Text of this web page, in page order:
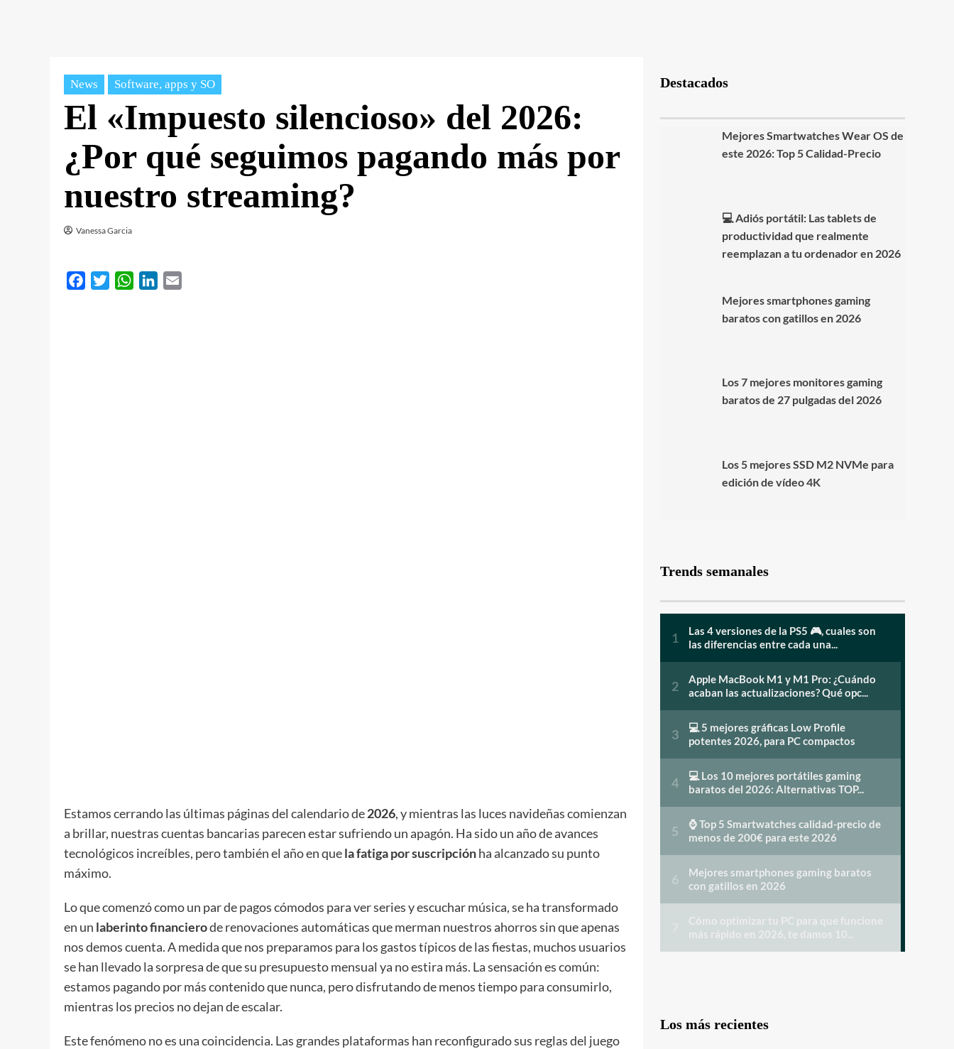
News Software, apps y SO
El «Impuesto silencioso» del 2026:
¿Por qué seguimos pagando más por
nuestro streaming?
Vanessa Garcia
FacebookTwitterWhatsAppLinkedIn
Estamos cerrando las últimas páginas del calendario de2026, y mientras las luces navideñas comienzan
a brillar, nuestras cuentas bancarias parecen estar sufriendo un apagón. Ha sido un año de avances
tecnológicos increíbles, pero también el año en quela fatiga por suscripciónha alcanzado su punto
máximo.
Lo que comenzó como un par de pagos cómodos para ver series y escuchar música, se ha transformado
en un laberinto financierode renovaciones automáticas que merman nuestros ahorros sin que apenas
nos demos cuenta. A medida que nos preparamos para los gastos típicos de las fiestas, muchos usuarios
se han llevado la sorpresa de que su presupuesto mensual ya no estira más. La sensación es común:
estamos pagando por más contenido que nunca, pero disfrutando de menos tiempo para consumirlo,
mientras los precios no dejan de escalar.
Este fenómeno no es una coincidencia. Las grandes plataformas han reconfigurado sus reglas del juego
Destacados
Mejores Smartwatches Wear OS de
este 2026: Top 5 Calidad-Precio
💻 Adiós portátil: Las tablets de
productividad que realmente
reemplazan a tu ordenador en 2026
Mejores smartphones gaming
baratos con gatillos en 2026
Los 7 mejores monitores gaming
baratos de 27 pulgadas del 2026
Los 5 mejores SSD M2 NVMe para
edición de vídeo 4K
Trends semanales
Los más recientes